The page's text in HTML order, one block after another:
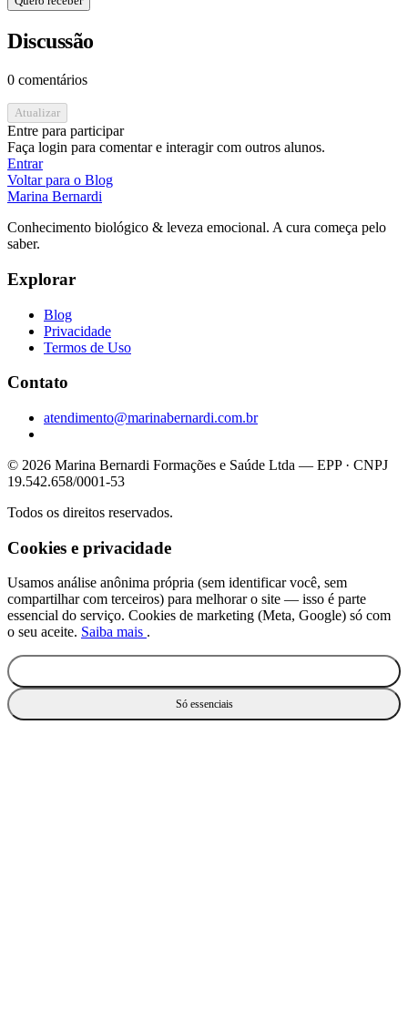
Discussão
0 comentários
Atualizar
Entre para participar
Faça login para comentar e interagir com outros alunos.
Entrar
Voltar para o Blog
Marina Bernardi
Conhecimento biológico & leveza emocional. A cura começa pelo
saber.
Explorar
Blog
Privacidade
Termos de Uso
Contato
atendimento@marinabernardi.com.br
© 2026 Marina Bernardi Formações e Saúde Ltda — EPP · CNPJ
19.542.658/0001-53
Todos os direitos reservados.
Cookies e privacidade
Usamos análise anônima própria (sem identificar você, sem
compartilhar com terceiros) para melhorar o site — isso é parte
essencial do serviço. Cookies de marketing (Meta, Google) só com
o seu aceite. Saiba mais .
Só essenciais